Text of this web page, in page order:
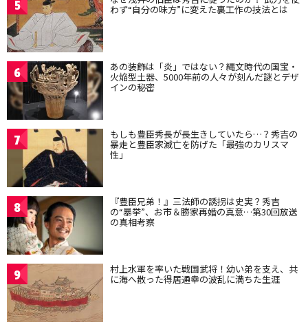
5 わず“自分の味方”に変えた裏工作の技法とは
6 あの装飾は「炎」ではない？縄文時代の国宝・
火焔型土器、5000年前の人々が刻んだ謎とデザ
インの秘密
7 もしも豊臣秀長が長生きしていたら…？秀吉の
暴走と豊臣家滅亡を防げた「最強のカリスマ
性」
8 『豊臣兄弟！』三法師の誘拐は史実？秀吉
の“暴挙”、お市＆勝家再婚の真意…第30回放送
の真相考察
9 村上水軍を率いた戦国武将！幼い弟を支え、共
に海へ散った得居通幸の波乱に満ちた生涯